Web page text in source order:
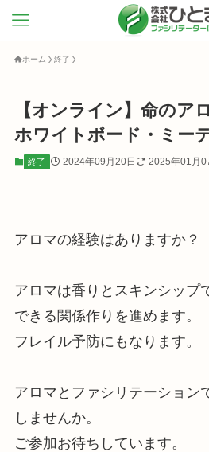
ホーム 終了
【オンライン】命のア
ホワイトボード・ミー
終了 2024年09月20日 2025年01月
アロマの経験はありますか？
アロマは香りとスキンシップ
できる関係作りを進めます。
フレイル予防にもなります。
アロマとファシリテーション
しませんか。
ご参加お待ちしています。